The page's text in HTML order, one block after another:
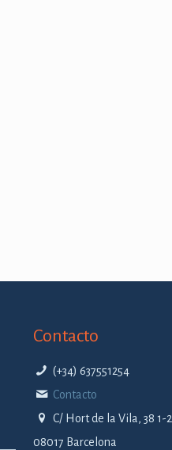
Contacto
(+34) 637551254
Contacto
C/ Hort de la Vila, 38 1-2
08017 Barcelona